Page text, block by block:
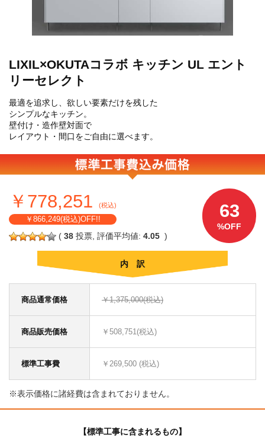
LIXIL×OKUTAコラボ キッチン UL エント
リーセレクト
最適を追求し、欲しい要素だけを残した
シンプルなキッチン。
壁付け・造作壁対面で
レイアウト・間口をご自由に選べます。
￥778,251 (税込)
￥866,249(税込)OFF!! 63
%OFF
( 38 投票, 評価平均値: 4.05 )
内 訳
商品通常価格 ￥1,375,000(税込)
商品販売価格 ￥508,751(税込)
標準工事費 ￥269,500 (税込)
※表示価格に諸経費は含まれておりません。
【標準工事に含まれるもの】